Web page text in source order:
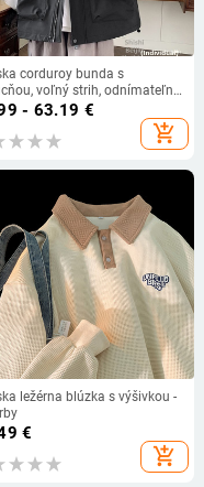
corduroy bunda s
voľný strih, odnímateľná
jednostranné zapínanie,
materiálom: srst z králika,
- 63.19 €
add_shopping_cart
ležérna blúzka s výšivkou -
€
add_shopping_cart